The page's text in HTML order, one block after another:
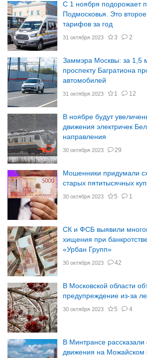
С 1 ноября подорожает
Подмосковья. Это
тарифов за год
31 октября 2023 3 2
Заммэра Москвы: за 1,5
проспекту Багратиона
автомобилей
31 октября 2023 1 12
В ноябре будут
движения электричек
направления
30 октября 2023 29
Мошенники придумали
старых пятитысячных
30 октября 2023 5 1
СК и ФСБ выявили
хищения при
«Урбан Групп»
30 октября 2023 42
В Московской области
предупреждение из-за
30 октября 2023 5 4
В Минтрансе
движения на Можайском